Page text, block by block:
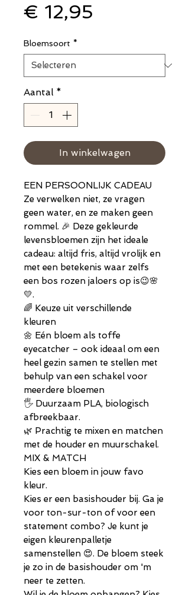
€ 12,95
Bloemsoort *
Aantal *
In winkelwagen
EEN PERSOONLIJK CADEAU
Ze verwelken niet, ze vragen
geen water, en ze maken geen
rommel. 🎉 Deze gekleurde
levensbloemen zijn het ideale
cadeau: altijd fris, altijd vrolijk en
met een betekenis waar zelfs
een bos rozen jaloers op is😉🌸
💛.
🌈 Keuze uit verschillende
kleuren
🌼 Eén bloem als toffe
eyecatcher – ook ideaal om een
heel gezin samen te stellen met
behulp van een schakel voor
meerdere bloemen
🖐️ Duurzaam PLA, biologisch
afbreekbaar.
🌿 Prachtig te mixen en matchen
met de houder en muurschakel.
MIX & MATCH
Kies een bloem in jouw favo
kleur.
Kies er een basishouder bij. Ga je
voor ton-sur-ton of voor een
statement combo? Je kunt je
eigen kleurenpalletje
samenstellen 😍. De bloem steek
je zo in de basishouder om 'm
neer te zetten.